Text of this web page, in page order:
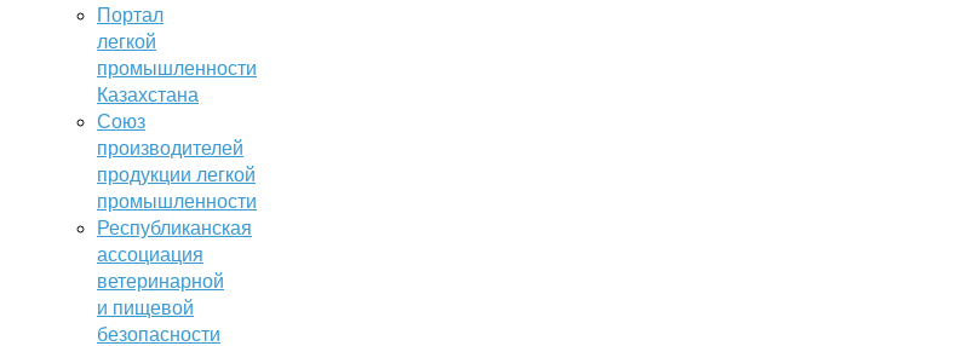
Портал
легкой
промышленности
Казахстана
Союз
производителей
продукции легкой
промышленности
Республиканская
ассоциация
ветеринарной
и пищевой
безопасности